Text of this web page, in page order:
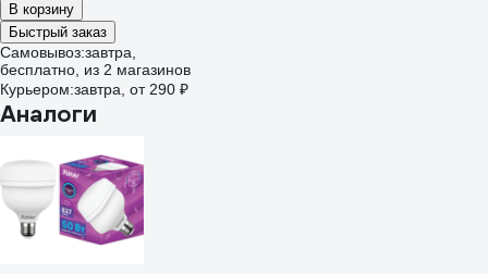
В корзину
Быстрый заказ
Самовывоз:завтра,
бесплатно , из 2 магазинов
Курьером:завтра, от 290 ₽
Аналоги